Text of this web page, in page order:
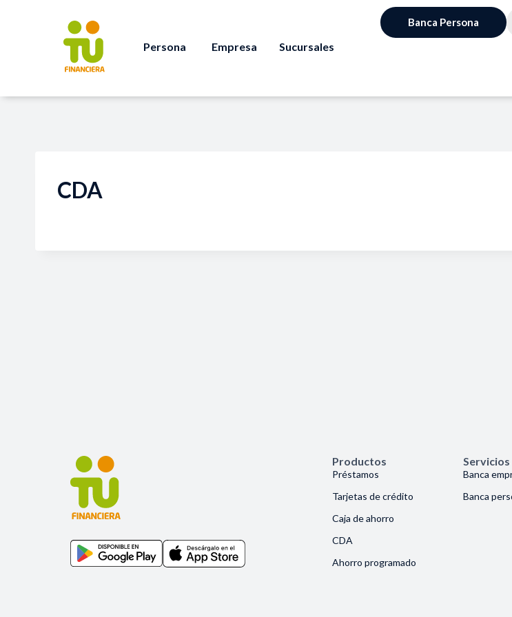
Persona Empresa Sucursales
Banca Persona
CDA
Productos
Préstamos
Tarjetas de crédito
Caja de ahorro
CDA
Ahorro programado
Servicios
Banca
Banca